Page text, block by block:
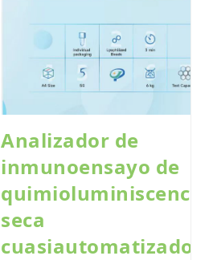
Analizador de
inmunoensayo de
quimioluminiscencia
seca
cuasiautomatizado